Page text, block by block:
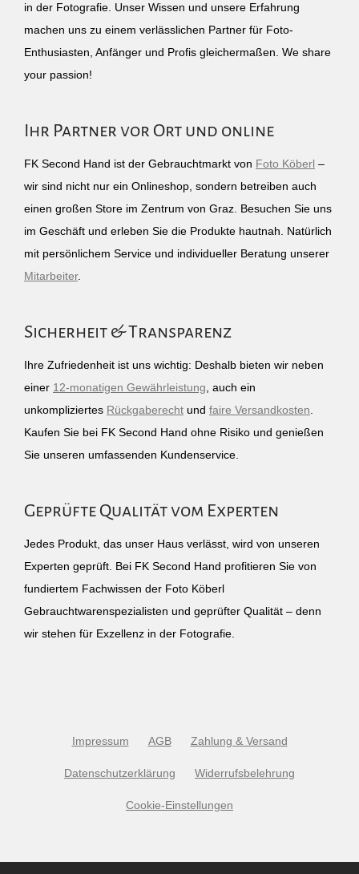
in der Fotografie. Unser Wissen und unsere Erfahrung
machen uns zu einem verlässlichen Partner für Foto-
Enthusiasten, Anfänger und Profis gleichermaßen. We share
your passion!
Ihr Partner vor Ort und online
FK Second Hand ist der Gebrauchtmarkt von Foto Köberl –
wir sind nicht nur ein Onlineshop, sondern betreiben auch
einen großen Store im Zentrum von Graz. Besuchen Sie uns
im Geschäft und erleben Sie die Produkte hautnah. Natürlich
mit persönlichem Service und individueller Beratung unserer
Mitarbeiter.
Sicherheit & Transparenz
Ihre Zufriedenheit ist uns wichtig: Deshalb bieten wir neben
einer 12-monatigen Gewährleistung , auch ein
unkompliziertes Rückgaberecht und faire Versandkosten
Kaufen Sie bei FK Second Hand ohne Risiko und genießen
Sie unseren umfassenden Kundenservice.
Geprüfte Qualität vom Experten
Jedes Produkt, das unser Haus verlässt, wird von unseren
Experten geprüft. Bei FK Second Hand profitieren Sie von
fundiertem Fachwissen der Foto Köberl
Gebrauchtwarenspezialisten und geprüfter Qualität – denn
wir stehen für Exzellenz in der Fotografie.
Impressum AGB Zahlung & Versand
Datenschutzerklärung Widerrufsbelehrung
Cookie-Einstellungen